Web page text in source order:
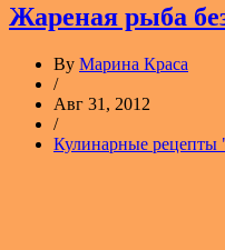
Жареная рыба
By Марина Краса
/
Авг 31, 2012
/
Кулинарные рецепты